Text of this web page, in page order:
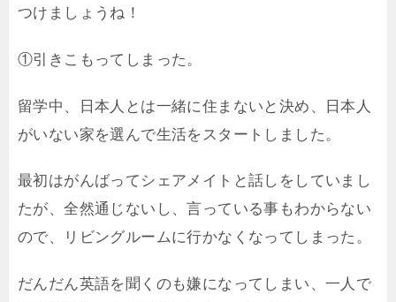
つけましょうね！
①引きこもってしまった。
留学中、日本人とは一緒に住まないと決め、日本人
がいない家を選んで生活をスタートしました。
最初はがんばってシェアメイトと話しをしていまし
たが、全然通じないし、言っている事もわからない
ので、リビングルームに行かなくなってしまった。
だんだん英語を聞くのも嫌になってしまい、一人で